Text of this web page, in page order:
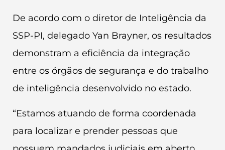
De acordo com o diretor de Inteligência da
SSP-PI, delegado Yan Brayner, os resultados
demonstram a eficiência da integração
entre os órgãos de segurança e do trabalho
de inteligência desenvolvido no estado.
“Estamos atuando de forma coordenada
para localizar e prender pessoas que